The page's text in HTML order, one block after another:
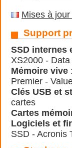
Mises à
Support
SSD internes
XS2000 -
Mémoire vive
Premier -
Clés USB et
cartes
Cartes
Logiciels et
SSD - Acronis